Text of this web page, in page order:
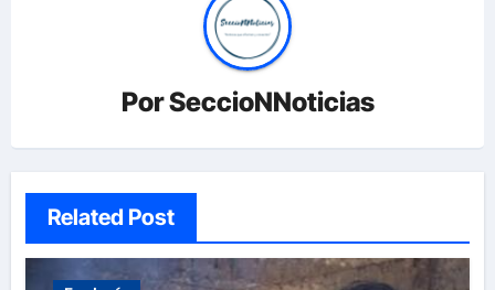
PorSeccioNNoticias
Related Post